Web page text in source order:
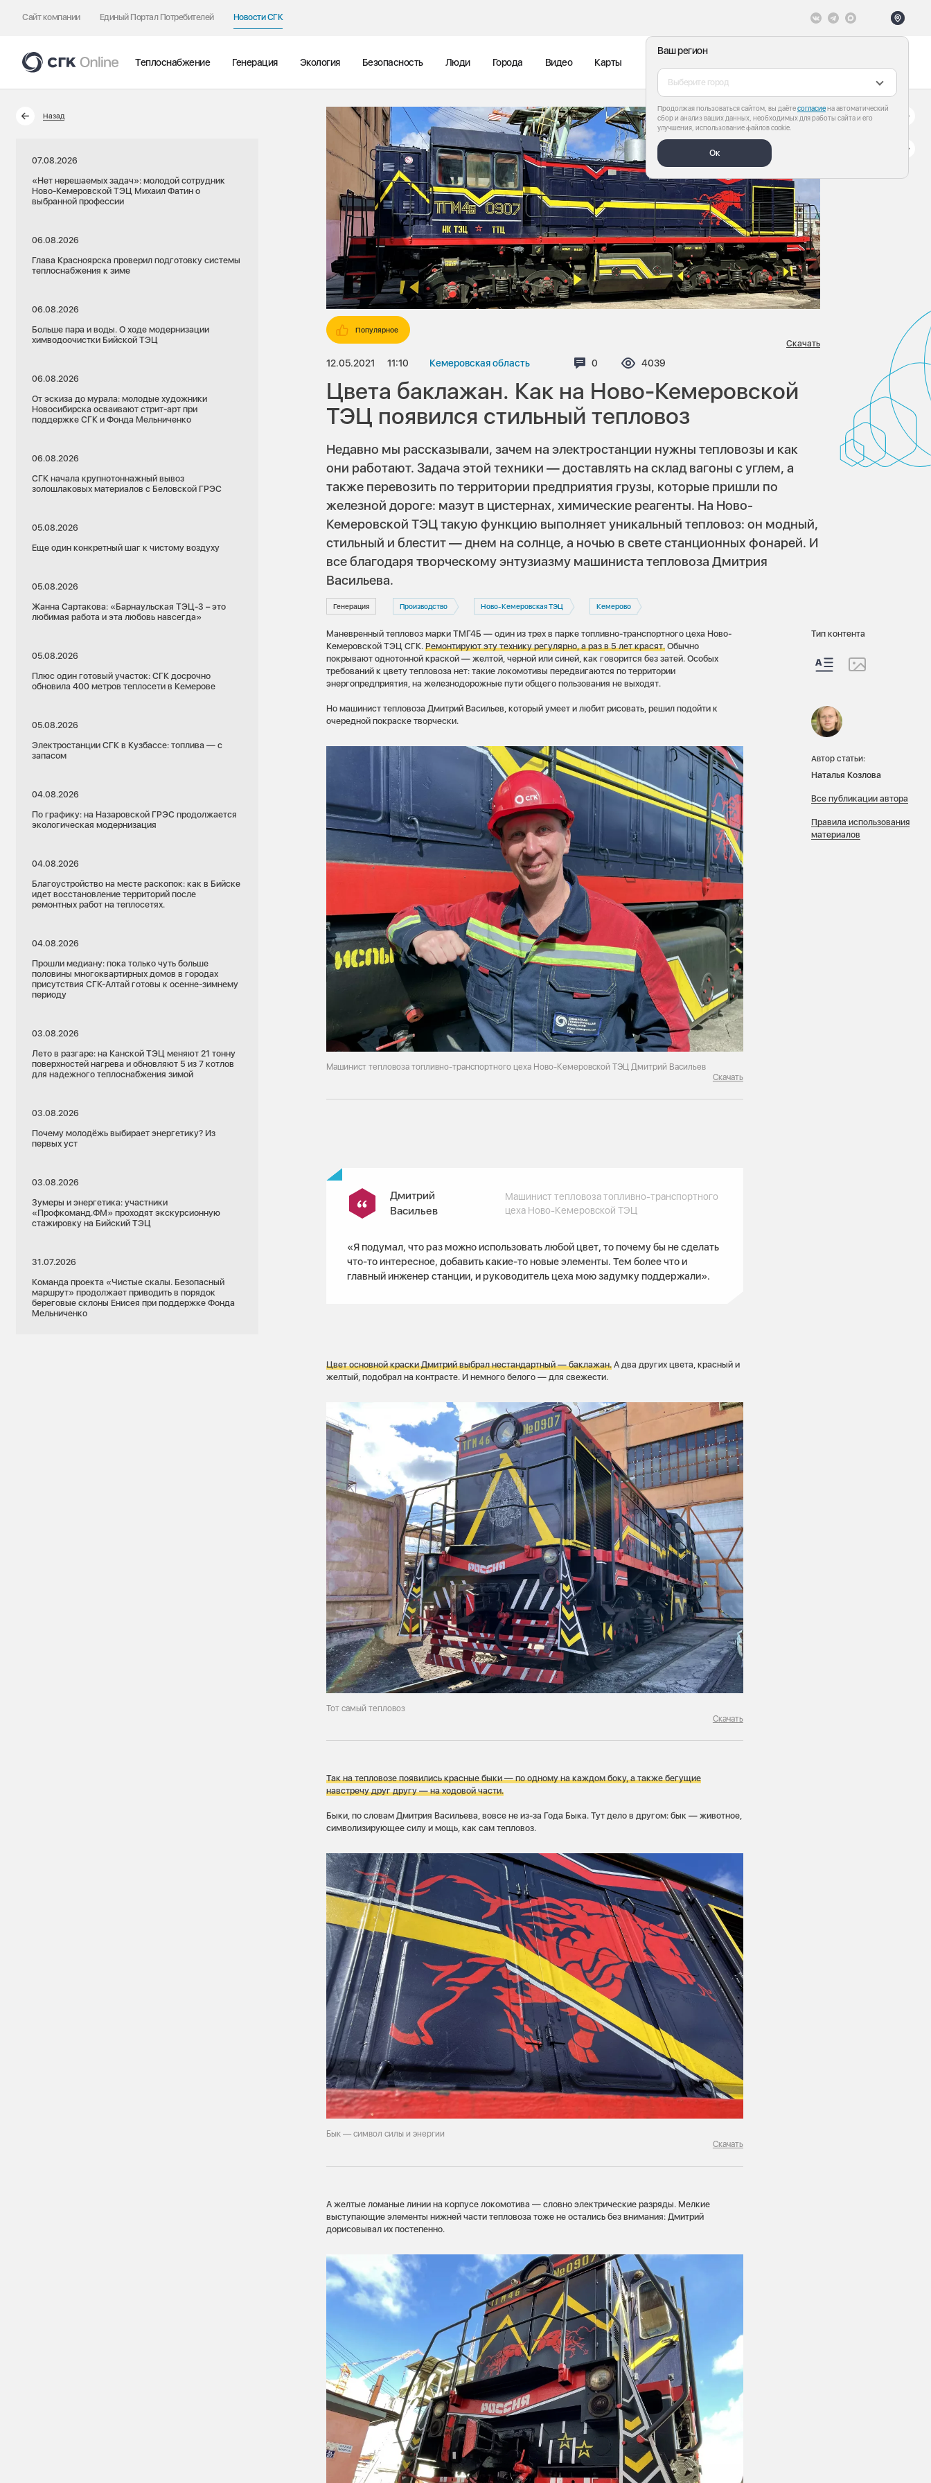
Сайт компании Единый Портал Потребителей Новости СГК
Ваш регион
Выберите город
Продолжая пользоваться сайтом, вы даётесогласиена автоматический
сбор и анализ ваших данных, необходимых для работы сайта и его
улучшения, использование файлов cookie.
Ок
Теплоснабжение Генерация Экология Безопасность Люди Города Видео Карты
Назад
07.08.2026
«Нет нерешаемых задач»: молодой сотрудник
Ново-Кемеровской ТЭЦ Михаил Фатин о
выбранной профессии
06.08.2026
Глава Красноярска проверил подготовку системы
теплоснабжения к зиме
06.08.2026
Больше пара и воды. О ходе модернизации
химводоочистки Бийской ТЭЦ
06.08.2026
От эскиза до мурала: молодые художники
Новосибирска осваивают стрит-арт при
поддержке СГК и Фонда Мельниченко
06.08.2026
СГК начала крупнотоннажный вывоз
золошлаковых материалов с Беловской ГРЭС
05.08.2026
Еще один конкретный шаг к чистому воздуху
05.08.2026
Жанна Сартакова: «Барнаульская ТЭЦ-3 – это
любимая работа и эта любовь навсегда»
05.08.2026
Плюс один готовый участок: СГК досрочно
обновила 400 метров теплосети в Кемерове
05.08.2026
Электростанции СГК в Кузбассе: топлива — с
запасом
04.08.2026
По графику: на Назаровской ГРЭС продолжается
экологическая модернизация
04.08.2026
Благоустройство на месте раскопок: как в Бийске
идет восстановление территорий после
ремонтных работ на теплосетях.
04.08.2026
Прошли медиану: пока только чуть больше
половины многоквартирных домов в городах
присутствия СГК-Алтай готовы к осенне-зимнему
периоду
03.08.2026
Лето в разгаре: на Канской ТЭЦ меняют 21 тонну
поверхностей нагрева и обновляют 5 из 7 котлов
для надежного теплоснабжения зимой
03.08.2026
Почему молодёжь выбирает энергетику? Из
первых уст
03.08.2026
Зумеры и энергетика: участники
«Профкоманд.ФМ» проходят экскурсионную
стажировку на Бийский ТЭЦ
31.07.2026
Команда проекта «Чистые скалы. Безопасный
маршрут» продолжает приводить в порядок
береговые склоны Енисея при поддержке Фонда
Мельниченко
Популярное
12.05.2021 11:10 Кемеровская область Комментариев:
0 Просмотров:
4039
Скачать
Цвета баклажан. Как на Ново-Кемеровской
ТЭЦ появился стильный тепловоз
Недавно мы рассказывали, зачем на электростанции нужны тепловозы и как
они работают. Задача этой техники — доставлять на склад вагоны с углем, а
также перевозить по территории предприятия грузы, которые пришли по
железной дороге: мазут в цистернах, химические реагенты. На Ново-
Кемеровской ТЭЦ такую функцию выполняет уникальный тепловоз: он модный,
стильный и блестит — днем на солнце, а ночью в свете станционных фонарей. И
все благодаря творческому энтузиазму машиниста тепловоза Дмитрия
Васильева.
Генерация Производство Ново-Кемеровская ТЭЦ Кемерово
Маневренный тепловоз марки ТМГ4Б — один из трех в парке топливно-транспортного цеха Ново-
Кемеровской ТЭЦ СГК.Ремонтируют эту технику регулярно, а раз в 5 лет красят. Обычно
покрывают однотонной краской — желтой, черной или синей, как говорится без затей. Особых
требований к цвету тепловоза нет: такие локомотивы передвигаются по территории
энергопредприятия, на железнодорожные пути общего пользования не выходят.
Но машинист тепловоза Дмитрий Васильев, который умеет и любит рисовать, решил подойти к
очередной покраске творчески.
Машинист тепловоза топливно-транспортного цеха Ново-Кемеровской ТЭЦ Дмитрий Васильев
Скачать
Дмитрий
Васильев
Машинист тепловоза топливно-транспортного
цеха Ново-Кемеровской ТЭЦ
«Я подумал, что раз можно использовать любой цвет, то почему бы не сделать
что-то интересное, добавить какие-то новые элементы. Тем более что и
главный инженер станции, и руководитель цеха мою задумку поддержали».
Цвет основной краски Дмитрий выбрал нестандартный — баклажан. А два других цвета, красный и
желтый, подобрал на контрасте. И немного белого — для свежести.
Тот самый тепловоз
Скачать
Так на тепловозе появились красные быки — по одному на каждом боку, а также бегущие
навстречу друг другу — на ходовой части.
Быки, по словам Дмитрия Васильева, вовсе не из-за Года Быка. Тут дело в другом: бык — животное,
символизирующее силу и мощь, как сам тепловоз.
Бык — символ силы и энергии
Скачать
А желтые ломаные линии на корпусе локомотива — словно электрические разряды. Мелкие
выступающие элементы нижней части тепловоза тоже не остались без внимания: Дмитрий
дорисовывал их постепенно.
Тип контента
Автор статьи:
Наталья Козлова
Все публикации автора
Правила использования
материалов